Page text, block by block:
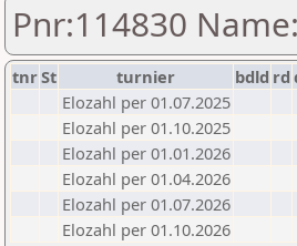
Pnr:114830
tnrSt turnier bdld rd
Elozahl per 01.07.2025
Elozahl per 01.10.2025
Elozahl per 01.01.2026
Elozahl per 01.04.2026
Elozahl per 01.07.2026
Elozahl per 01.10.2026